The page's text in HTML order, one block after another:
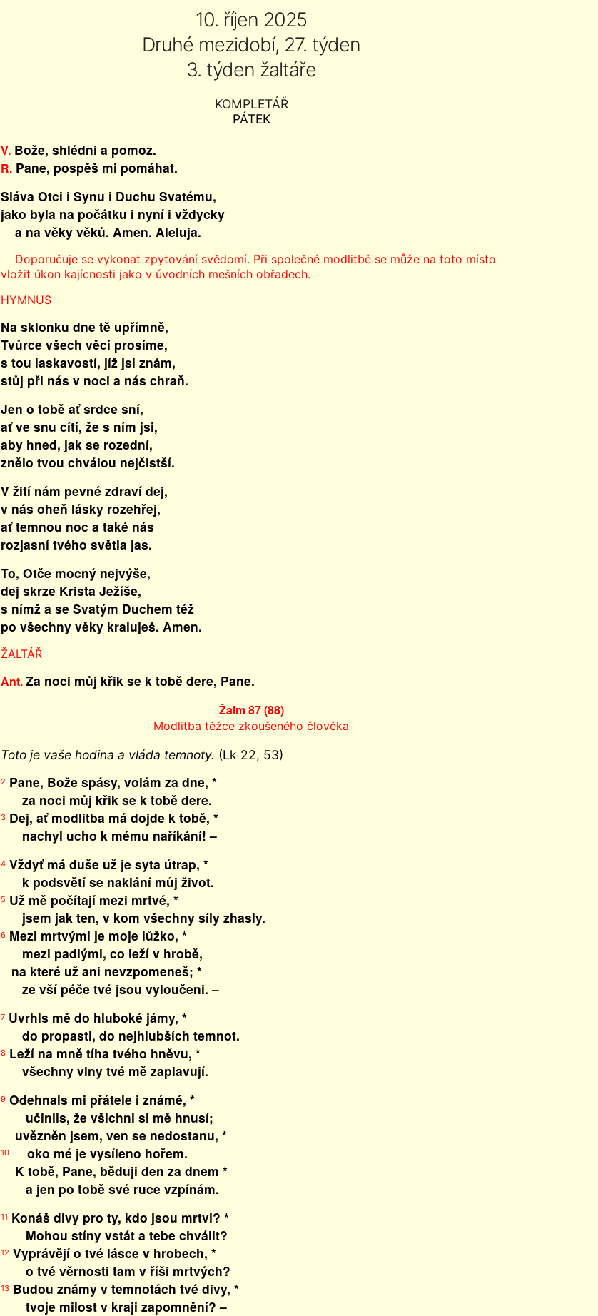
10. říjen 2025
Druhé mezidobí, 27. týden
3. týden žaltáře
KOMPLETÁŘ
PÁTEK
V. Bože, shlédni a pomoz.
R. Pane, pospěš mi pomáhat.
Sláva Otci i Synu i Duchu Svatému,
jako byla na počátku i nyní i vždycky
a na věky věků. Amen. Aleluja.
Doporučuje se vykonat zpytování svědomí. Při společné modlitbě se může na toto místo
vložit úkon kajícnosti jako v úvodních mešních obřadech.
HYMNUS
Na sklonku dne tě upřímně,
Tvůrce všech věcí prosíme,
s tou laskavostí, jíž jsi znám,
stůj při nás v noci a nás chraň.
Jen o tobě ať srdce sní,
ať ve snu cítí, že s ním jsi,
aby hned, jak se rozední,
znělo tvou chválou nejčistší.
V žití nám pevné zdraví dej,
v nás oheň lásky rozehřej,
ať temnou noc a také nás
rozjasní tvého světla jas.
To, Otče mocný nejvýše,
dej skrze Krista Ježíše,
s nímž a se Svatým Duchem též
po všechny věky kraluješ. Amen.
ŽALTÁŘ
Ant.Za noci můj křik se k tobě dere, Pane.
Žalm 87 (88)
Modlitba těžce zkoušeného člověka
Toto je vaše hodina a vláda temnoty. (Lk 22, 53)
2 Pane, Bože spásy, volám za dne, *
za noci můj křik se k tobě dere.
3 Dej, ať modlitba má dojde k tobě, *
nachyl ucho k mému naříkání! –
4 Vždyť má duše už je syta útrap, *
k podsvětí se naklání můj život.
5 Už mě počítají mezi mrtvé, *
jsem jak ten, v kom všechny síly zhasly.
6 Mezi mrtvými je moje lůžko, *
mezi padlými, co leží v hrobě,
na které už ani nevzpomeneš; *
ze vší péče tvé jsou vyloučeni. –
7 Uvrhls mě do hluboké jámy, *
do propasti, do nejhlubších temnot.
8 Leží na mně tíha tvého hněvu, *
všechny vlny tvé mě zaplavují.
9 Odehnals mi přátele i známé, *
učinils, že všichni si mě hnusí;
uvězněn jsem, ven se nedostanu, *
10
oko mé je vysíleno hořem.
K tobě, Pane, běduji den za dnem *
a jen po tobě své ruce vzpínám.
11 Konáš divy pro ty, kdo jsou mrtvi? *
Mohou stíny vstát a tebe chválit?
12 Vyprávějí o tvé lásce v hrobech, *
o tvé věrnosti tam v říši mrtvých?
13 Budou známy v temnotách tvé divy, *
tvoje milost v kraji zapomnění? –